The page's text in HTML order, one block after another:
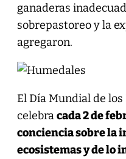
ganaderas
sobrepastoreo y la
agregaron.
El Día Mundial de
celebracada 2 de
conciencia sobre la
ecosistemas y de lo